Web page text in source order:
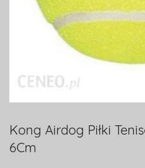
Kong Airdog Piłki
6Cm